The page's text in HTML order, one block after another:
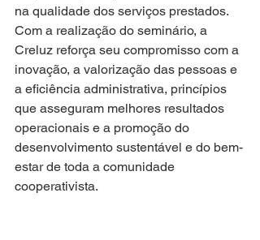
na qualidade dos serviços prestados.
Com a realização do seminário, a
Creluz reforça seu compromisso com a
inovação, a valorização das pessoas e
a eficiência administrativa, princípios
que asseguram melhores resultados
operacionais e a promoção do
desenvolvimento sustentável e do bem-
estar de toda a comunidade
cooperativista.